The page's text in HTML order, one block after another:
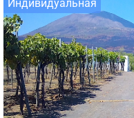
Индивидуальная